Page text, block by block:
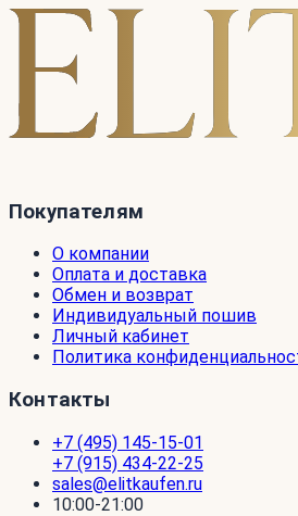
Покупателям
О компании
Оплата и доставка
Обмен и возврат
Индивидуальный пошив
Личный кабинет
Политика
Контакты
+7 (495) 145-15-01
+7 (915) 434-22-25
sales@elitkaufen.ru
10:00-21:00